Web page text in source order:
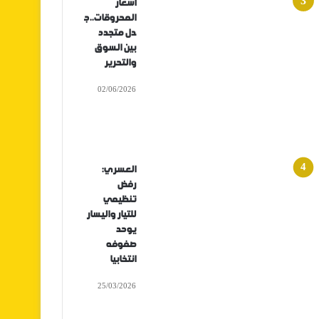
أسعار
المحروقات..ج
دل متجدد
بين السوق
والتحرير
02/06/2026
العسري:
رفض
تنظيمي
للتيار واليسار
يوحد
صفوفه
انتخابيا
25/03/2026